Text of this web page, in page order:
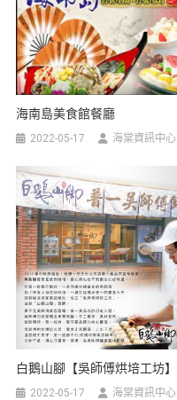
海南島美食館餐廳
2022-05-17 海棠資訊中心
白鵝山腳【吳師傅烘培工坊】
2022-05-17 海棠資訊中心